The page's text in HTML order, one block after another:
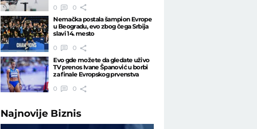
0
0
Nemačka postala šampion Evrope
u Beogradu, evo zbog čega Srbija
slavi 14. mesto
0
0
Evo gde možete da gledate uživo
TV prenos Ivane Španović u borbi
za finale Evropskog prvenstva
0
0
Najnovije Biznis